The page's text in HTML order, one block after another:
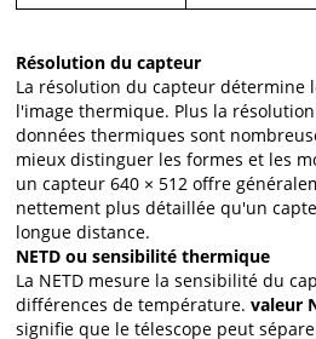
Résolution du capteur
La résolution du capteur détermine
l'image thermique. Plus la
données thermiques sont
mieux distinguer les formes et les
un capteur 640 × 512 offre
nettement plus détaillée qu'un
longue distance.
NETD ou sensibilité thermique
La NETD mesure la sensibilité du
différences de température.valeur
signifie que le télescope peut